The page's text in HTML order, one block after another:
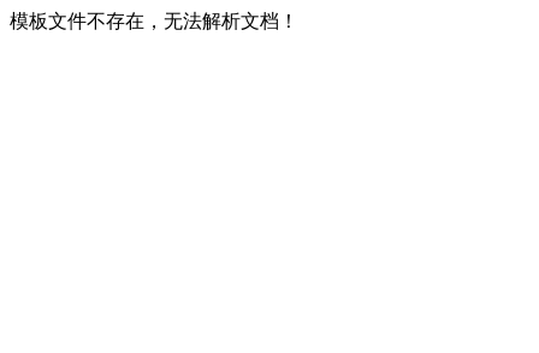
模板文件不存在，无法解析文档！